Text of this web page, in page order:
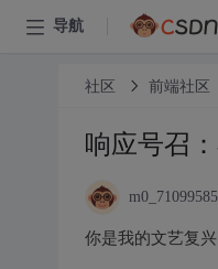
导航
社区 前端社区
响应号召
m0_71099585
你是我的文艺复兴